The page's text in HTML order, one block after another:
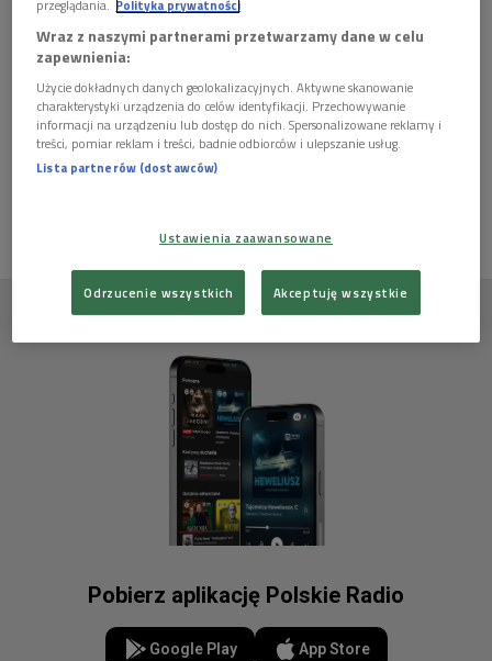
AUDIO
 27'48
Matysiakowie 2 kwietnia godz. 13:15
Scenariusz i dialogi:Adam Bauman
Pobierz aplikację Polskie Radio
Google Play App Store
przeglądania. Polityka prywatności
Wraz z naszymi partnerami przetwarzamy dane w celu
zapewnienia:
Użycie dokładnych danych geolokalizacyjnych. Aktywne skanowanie
charakterystyki urządzenia do celów identyfikacji. Przechowywanie
informacji na urządzeniu lub dostęp do nich. Spersonalizowane reklamy i
treści, pomiar reklam i treści, badnie odbiorców i ulepszanie usług.
Lista partnerów (dostawców)
Ustawienia zaawansowane
Odrzucenie wszystkich Akceptuję wszystkie